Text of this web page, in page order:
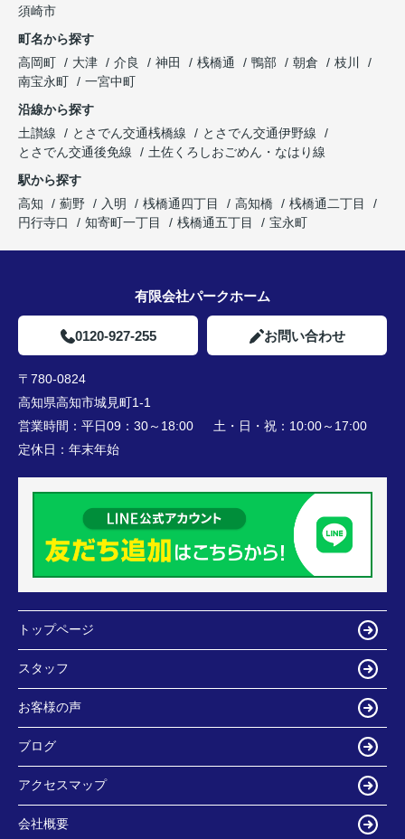
須崎市
町名から探す
高岡町
大津 介良 神田 桟橋通 鴨部 朝倉
枝川
南宝永町
一宮中町
沿線から探す
土讃線
とさでん交通桟橋線
とさでん交通伊野線
とさでん交通後免線
土佐くろしおごめん・なはり線
駅から探す
高知
薊野 入明 桟橋通四丁目 高知橋
桟橋通二丁目
円行寺口
知寄町一丁目 桟橋通五丁目 宝永町
有限会社パークホーム
0120-927-255 お問い合わせ
〒780-0824
高知県高知市城見町1-1
営業時間： 平日09：30～18:00 土・日・祝：10:00～17:00
定休日： 年末年始
トップページ
スタッフ
お客様の声
ブログ
アクセスマップ
会社概要